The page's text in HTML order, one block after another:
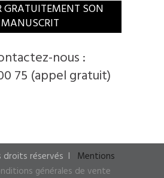
GRATUITEMENT SON
MANUSCRIT
nous :
75 (appel gratuit)
réservés I ​ Mentions
générales de vente